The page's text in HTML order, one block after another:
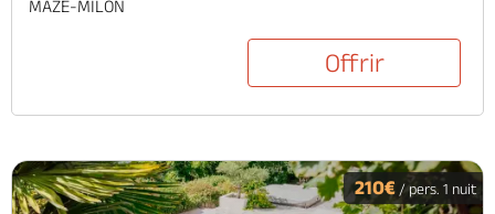
MAZE-MILON
Offrir
210€ / pers. 1 nuit